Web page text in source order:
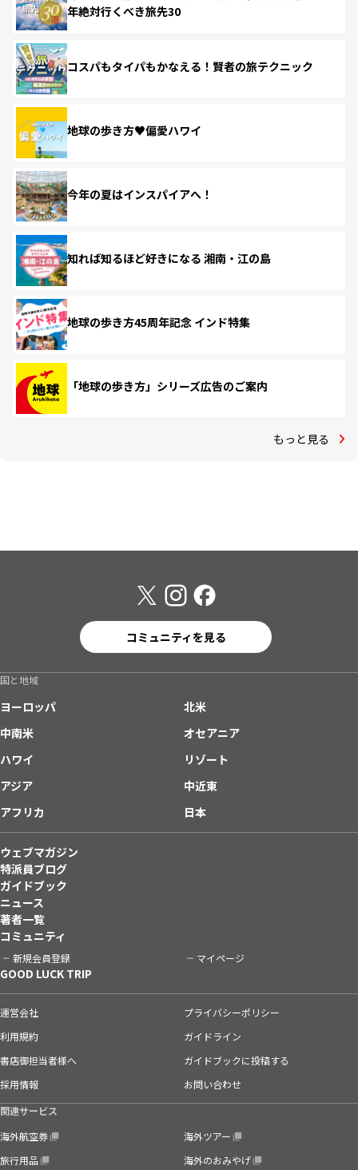
年絶対行くべき旅先30
コスパもタイパもかなえる！賢者の旅テクニック
地球の歩き方♥偏愛ハワイ
今年の夏はインスパイアへ！
知れば知るほど好きになる 湘南・江の島
地球の歩き方45周年記念 インド特集
「地球の歩き方」シリーズ広告のご案内
もっと見る
コミュニティを見る
国と地域
ヨーロッパ
北米
中南米
オセアニア
ハワイ
リゾート
アジア
中近東
アフリカ
日本
ウェブマガジン
特派員ブログ
ガイドブック
ニュース
著者一覧
コミュニティ
新規会員登録 マイページ
GOOD LUCK TRIP
運営会社
プライバシーポリシー
利用規約
ガイドライン
書店御担当者様へ
ガイドブックに投稿する
採用情報
お問い合わせ
関連サービス
海外航空券
海外ツアー
旅行用品
海外のおみやげ